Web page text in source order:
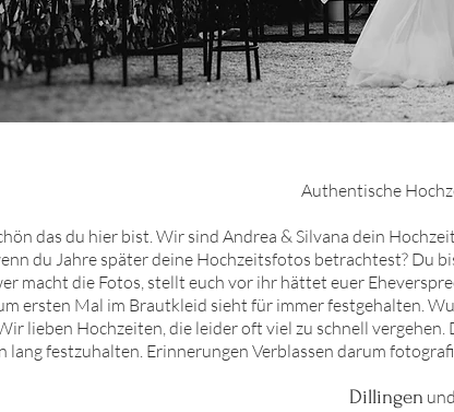
Authentische
das du hier bist. Wir sind Andrea & Silvana dein
du Jahre später deine Hochzeitsfotos betrachtest? Du
macht die Fotos, stellt euch vor ihr hättet euer
ersten Mal im Brautkleid sieht für immer festgehalten.
lieben Hochzeiten, die leider oft viel zu schnell
lang festzuhalten. Erinnerungen Verblassen darum
Dillingen